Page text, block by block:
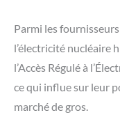
Parmi les
l’électricité nucléaire
l’Accès Régulé à
ce qui influe sur leur
marché de gros.